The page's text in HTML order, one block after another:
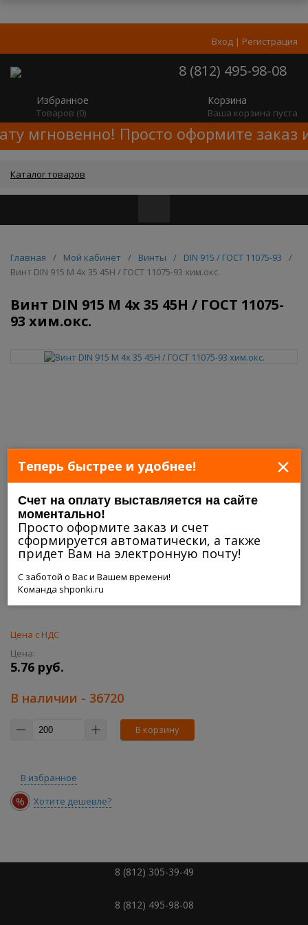
Вход | Регистрация
8 (812) 495-98-08
Избранное
Товаров (0)
Корзина
Ваша корзина пуста
мгновенно! Просто оформите
Теперь быстрее и удобнее! ×
Счет на оплату выставляется на сайте
моментально!
Просто оформите заказ и счет
сформируется автоматически, а также
придет Вам на электронную почту!
С заботой о Вас и Вашем времени!
Команда shponki.ru
Каталог товаров
Главная / Мой кабинет / Винты / DIN 915 / ГОСТ 11075-93
/
Винт DIN 915 M 4x 35 45H / ГОСТ 11075-93 хим.окс.
Винт DIN 915 M 4x 35 45H / ГОСТ 11075-
93 хим.окс.
Цена с НДС
Цена:
5.76 руб.
В наличии - 36720
В корзину
В избранное
% Хотите дешевле?
8 (812) 305-39-49
8 (812) 495-98-08